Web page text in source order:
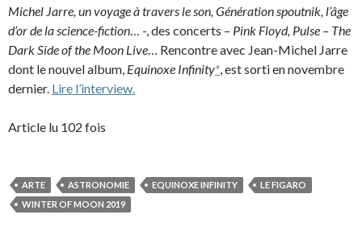
Michel Jarre, un voyage à travers le son, Génération spoutnik, l’âge
d’or de la science-fiction … -, des concerts – Pink Floyd, Pulse – The
Dark Side of the Moon Live … Rencontre avec Jean-Michel Jarre
dont le nouvel album, Equinoxe Infinity* , est sorti en novembre
dernier. Lire l’interview.
Article lu 102 fois
ARTE ASTRONOMIE EQUINOXE INFINITY
LE FIGARO
WINTER OF MOON 2019